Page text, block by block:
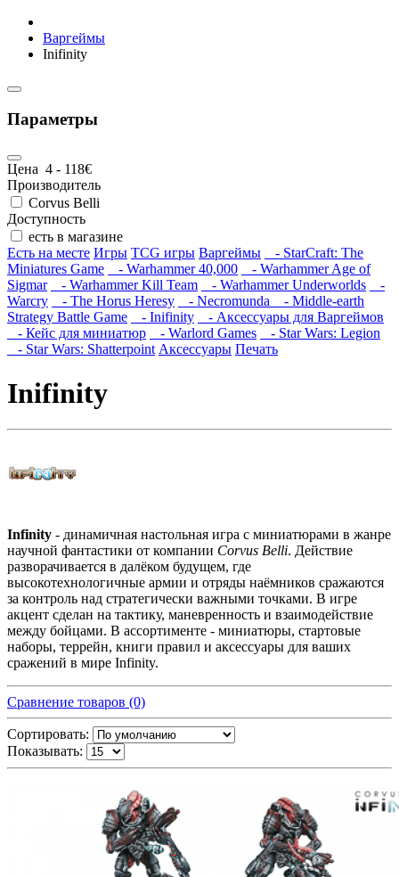
Варгеймы
Inifinity
Параметры
Цена 4 - 118€
Производитель
Corvus Belli
Доступность
есть в магазине
Есть на месте Игры TCG игры Варгеймы
- StarCraft: The
Miniatures Game
- Warhammer 40,000
- Warhammer Age of
Sigmar
- Warhammer Kill Team - Warhammer Underworlds
-
Warcry
- The Horus Heresy - Necromunda
- Middle-earth
Strategy Battle Game
- Inifinity
- Аксессуары для Варгеймов
- Кейс для миниатюр
- Warlord Games
- Star Wars: Legion
- Star Wars: Shatterpoint Аксессуары Печать
Inifinity
Infinity - динамичная настольная игра с миниатюрами в жанре
научной фантастики от компании Corvus Belli. Действие
разворачивается в далёком будущем, где
высокотехнологичные армии и отряды наёмников сражаются
за контроль над стратегически важными точками. В игре
акцент сделан на тактику, маневренность и взаимодействие
между бойцами. В ассортименте - миниатюры, стартовые
наборы, террейн, книги правил и аксессуары для ваших
сражений в мире Infinity.
Сравнение товаров (0)
Сортировать:
Показывать: